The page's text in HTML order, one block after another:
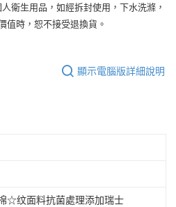
衛生用品，如經拆封使用，下水洗滌，
值時，恕不接受退換貨。
顯示電腦版詳細說明
☆纹面料抗菌處理添加瑞士